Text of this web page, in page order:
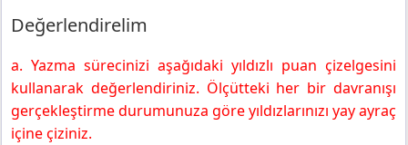
Değerlendirelim
a. Yazma sürecinizi aşağıdaki yıldızlı puan çizelgesini
kullanarak değerlendiriniz. Ölçütteki her bir davranışı
gerçekleştirme durumunuza göre yıldızlarınızı yay ayraç
içine çiziniz.